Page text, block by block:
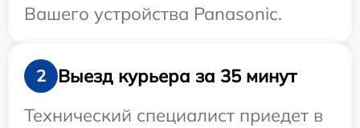
Вашего устройства Panasonic.
2
Выезд курьера за 35 минут
Технический специалист приедет в